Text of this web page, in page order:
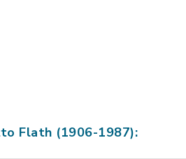
Flath (1906-1987):